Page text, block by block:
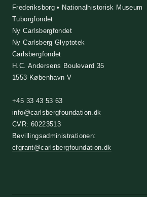
Frederiksborg • Nationalhistorisk Museum
Tuborgfondet
Ny Carlsbergfondet
Ny Carlsberg Glyptotek
Carlsbergfondet
H.C. Andersens Boulevard 35
1553 København V
+45 33 43 53 63
info@carlsbergfoundation.dk
CVR: 60223513
Bevillingsadministrationen:
cfgrant@carlsbergfoundation.dk